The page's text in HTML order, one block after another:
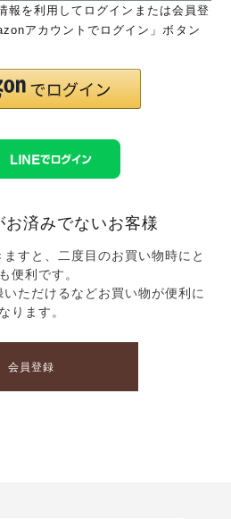
を利用してログインまたは会員登
アカウントでログイン」ボタン
お済みでないお客様
すと、二度目のお買い物時にと
便利です。
ただけるなどお買い物が便利に
なります。
会員登録